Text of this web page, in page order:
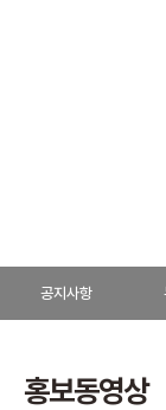
공지사항
홍보동영상